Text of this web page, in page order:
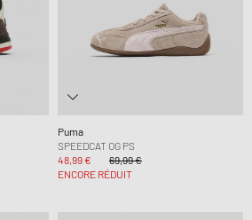
Puma
SPEEDCAT OG PS
48,99 €
69,99 €
ENCORE RÉDUIT